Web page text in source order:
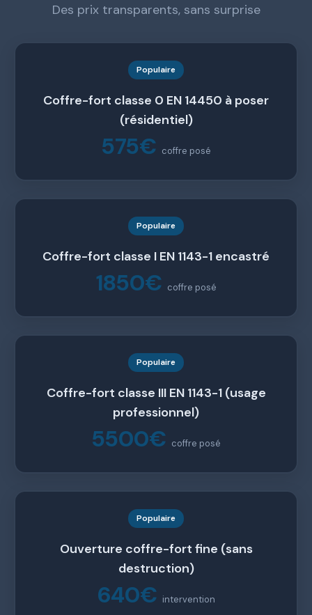
Des prix transparents, sans surprise
Populaire
Coffre-fort classe 0 EN 14450 à poser
(résidentiel)
575€ coffre posé
Populaire
Coffre-fort classe I EN 1143-1 encastré
1850€ coffre posé
Populaire
Coffre-fort classe III EN 1143-1 (usage
professionnel)
5500€ coffre posé
Populaire
Ouverture coffre-fort fine (sans
destruction)
640€ intervention